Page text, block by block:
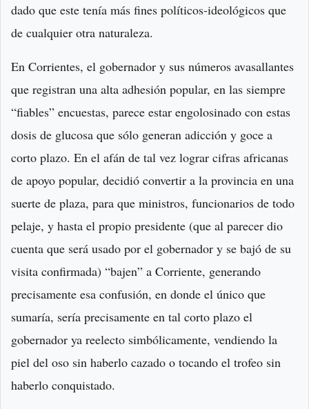
dado que este tenía más fines políticos-ideológicos que
de cualquier otra naturaleza.
En Corrientes, el gobernador y sus números avasallantes
que registran una alta adhesión popular, en las siempre
“fiables” encuestas, parece estar engolosinado con estas
dosis de glucosa que sólo generan adicción y goce a
corto plazo. En el afán de tal vez lograr cifras africanas
de apoyo popular, decidió convertir a la provincia en una
suerte de plaza, para que ministros, funcionarios de todo
pelaje, y hasta el propio presidente (que al parecer dio
cuenta que será usado por el gobernador y se bajó de su
visita confirmada) “bajen” a Corriente, generando
precisamente esa confusión, en donde el único que
sumaría, sería precisamente en tal corto plazo el
gobernador ya reelecto simbólicamente, vendiendo la
piel del oso sin haberlo cazado o tocando el trofeo sin
haberlo conquistado.